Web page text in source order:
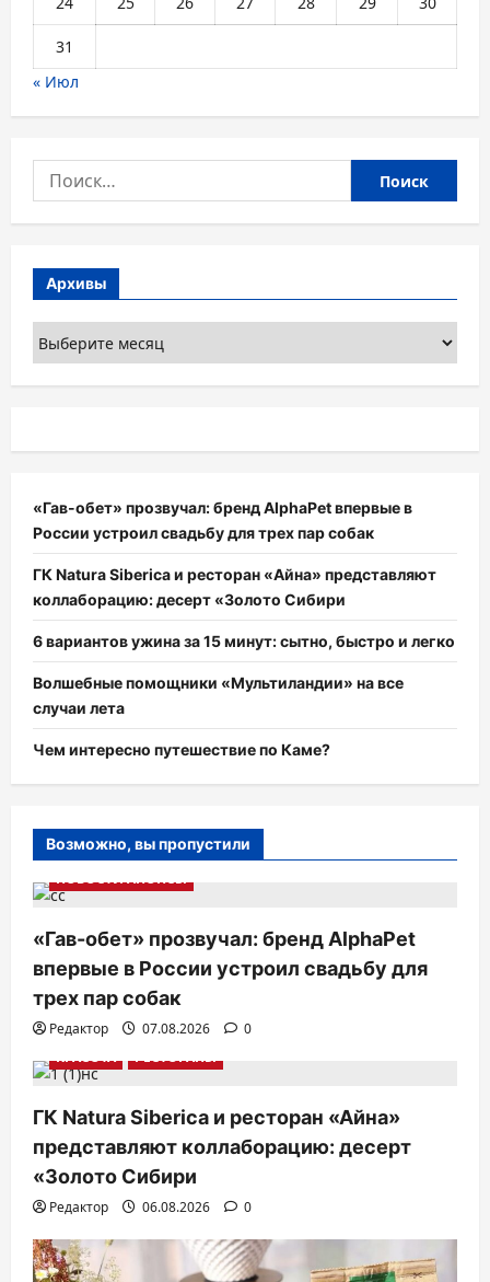
31
« Июл
Найти:
Архивы
Архивы
«Гав-обет» прозвучал: бренд AlphaPet впервые в
России устроил свадьбу для трех пар собак
ГК Natura Siberica и ресторан «Айна» представляют
коллаборацию: десерт «Золото Сибири
6 вариантов ужина за 15 минут: сытно, быстро и легко
Волшебные помощники «Мультиландии» на все
случаи лета
Чем интересно путешествие по Каме?
Возможно, вы пропустили
НОВОСТИ АНОНСЫ
«Гав-обет» прозвучал: бренд AlphaPet
впервые в России устроил свадьбу для
трех пар собак
Редактор 07.08.2026
0
КРАСОТА
РЕСТОРАНЫ
ГК Natura Siberica и ресторан «Айна»
представляют коллаборацию: десерт
«Золото Сибири
Редактор 06.08.2026 0